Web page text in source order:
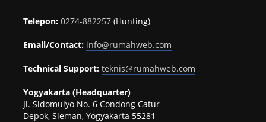
Telepon: 0274-882257 (Hunting)
Email/Contact: info@rumahweb.com
Technical Support: teknis@rumahweb.com
Yogyakarta (Headquarter)
Jl. Sidomulyo No. 6 Condong Catur
Depok, Sleman, Yogyakarta 55281